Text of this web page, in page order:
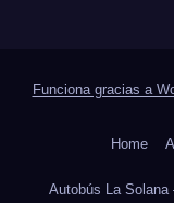
Funciona gracias a
Home
Autobús La Solana